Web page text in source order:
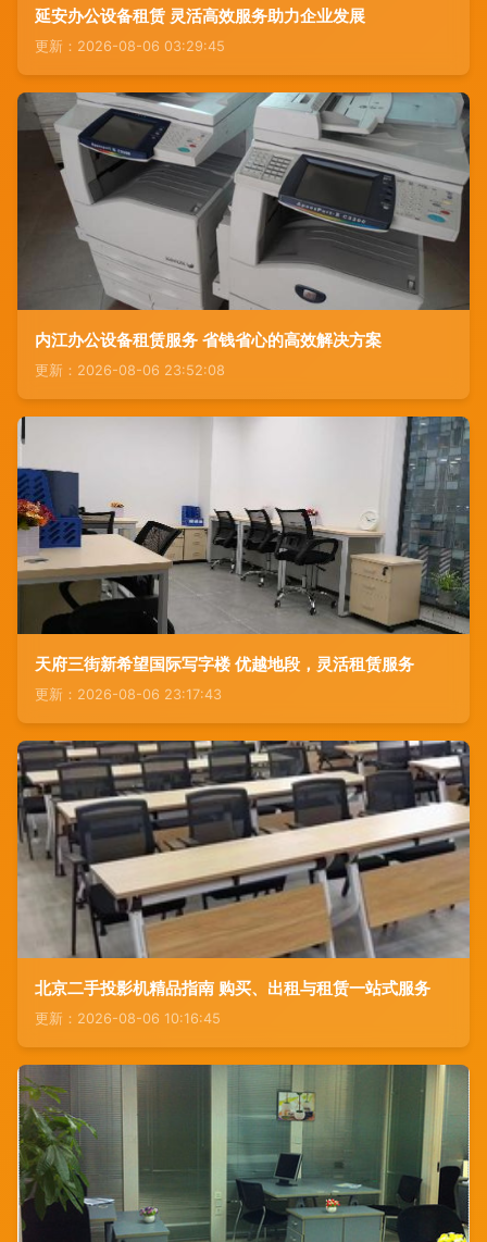
延安办公设备租赁 灵活高效服务助力企业发展
更新：2026-08-06 03:29:45
内江办公设备租赁服务 省钱省心的高效解决方案
更新：2026-08-06 23:52:08
天府三街新希望国际写字楼 优越地段，灵活租赁服务
更新：2026-08-06 23:17:43
北京二手投影机精品指南 购买、出租与租赁一站式服务
更新：2026-08-06 10:16:45